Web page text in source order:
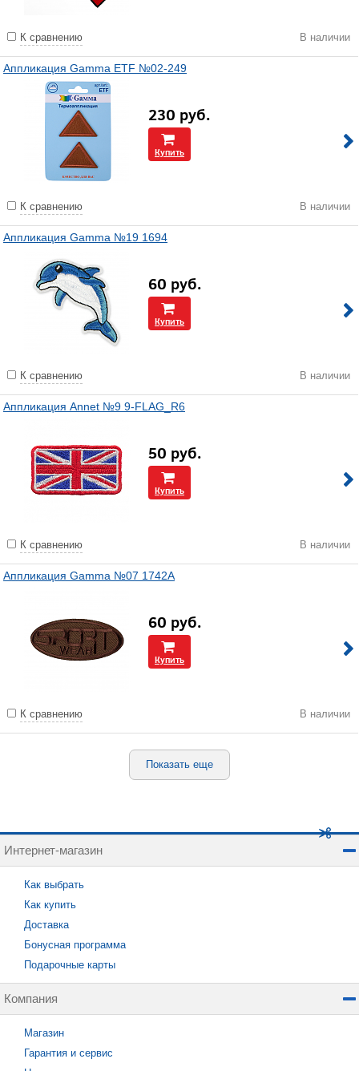
К сравнению В наличии
Аппликация Gamma ETF №02-249
230 руб.
Купить
К сравнению В наличии
Аппликация Gamma №19 1694
60 руб.
Купить
К сравнению В наличии
Аппликация Annet №9 9-FLAG_R6
50 руб.
Купить
К сравнению В наличии
Аппликация Gamma №07 1742A
60 руб.
Купить
К сравнению В наличии
Показать еще
Интернет-магазин
Как выбрать
Как купить
Доставка
Бонусная программа
Подарочные карты
Компания
Магазин
Гарантия и сервис